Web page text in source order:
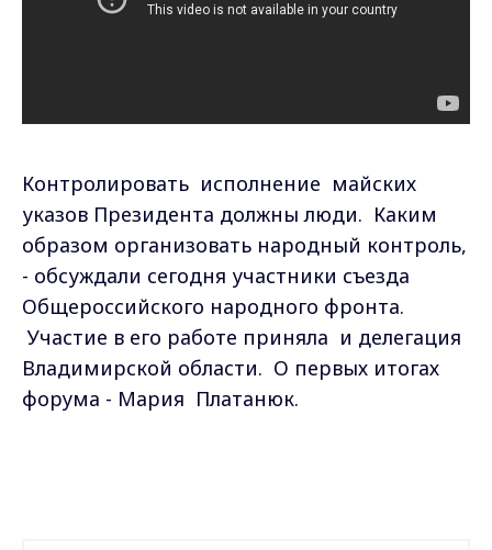
Контролировать исполнение майских
указов Президента должны люди. Каким
образом организовать народный контроль,
- обсуждали сегодня участники съезда
Общероссийского народного фронта.
Участие в его работе приняла и делегация
Владимирской области. О первых итогах
форума - Мария Платанюк.